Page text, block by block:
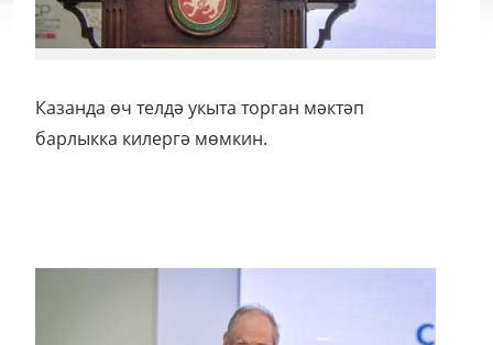
Казанда өч телдә укыта торган мәктәп
барлыкка килергә мөмкин.